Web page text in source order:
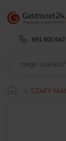
691 600 642
SZAFY